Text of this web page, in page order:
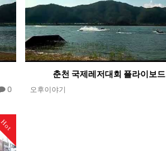
0
춘천 국제레저대회 플라이보드
오후이야기
Hot